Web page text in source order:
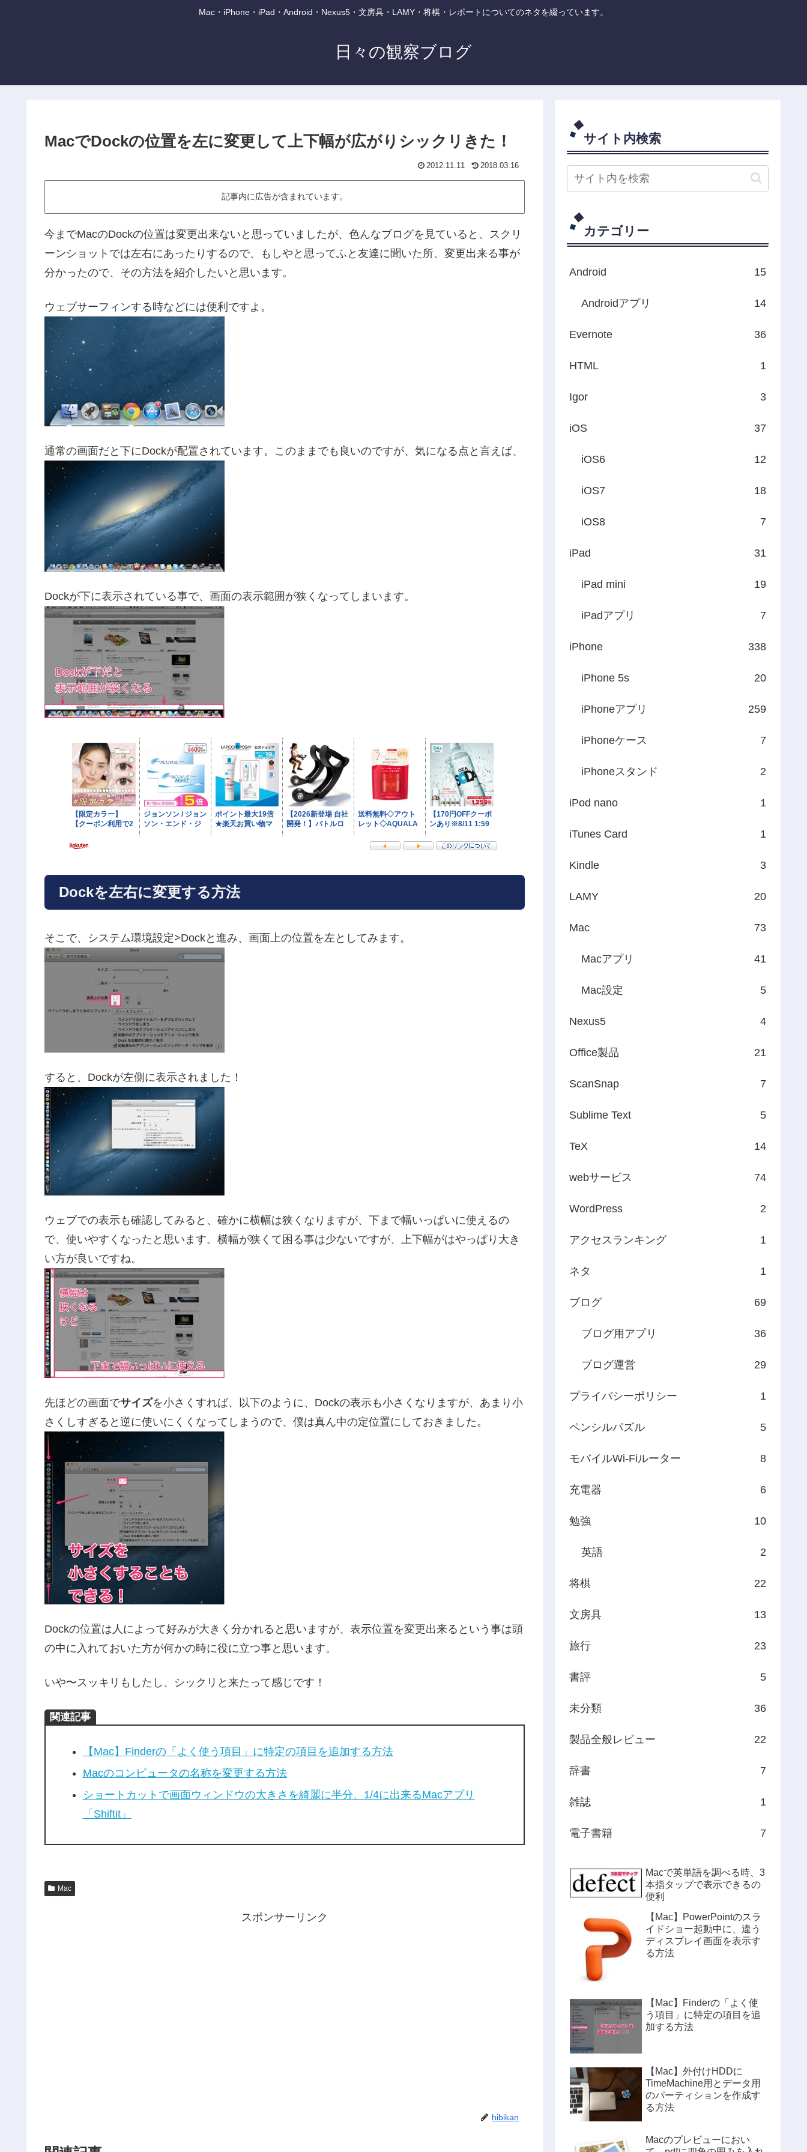
Mac・iPhone・iPad・Android・Nexus5・文房具・LAMY・将棋・レポートについてのネタを綴っています。
日々の観察ブログ
MacでDockの位置を左に変更して上下幅が広がりシックリきた！
2012.11.11 2018.03.16
記事内に広告が含まれています。
今までMacのDockの位置は変更出来ないと思っていましたが、色んなブログを見ていると、スクリ
ーンショットでは左右にあったりするので、もしやと思ってふと友達に聞いた所、変更出来る事が
分かったので、その方法を紹介したいと思います。
ウェブサーフィンする時などには便利ですよ。
通常の画面だと下にDockが配置されています。このままでも良いのですが、気になる点と言えば、
Dockが下に表示されている事で、画面の表示範囲が狭くなってしまいます。
Dockを左右に変更する方法
そこで、システム環境設定>Dockと進み、画面上の位置を左としてみます。
すると、Dockが左側に表示されました！
ウェブでの表示も確認してみると、確かに横幅は狭くなりますが、下まで幅いっぱいに使えるの
で、使いやすくなったと思います。横幅が狭くて困る事は少ないですが、上下幅がはやっぱり大き
い方が良いですね。
先ほどの画面でサイズを小さくすれば、以下のように、Dockの表示も小さくなりますが、あまり小
さくしすぎると逆に使いにくくなってしまうので、僕は真ん中の定位置にしておきました。
Dockの位置は人によって好みが大きく分かれると思いますが、表示位置を変更出来るという事は頭
の中に入れておいた方が何かの時に役に立つ事と思います。
いや〜スッキリもしたし、シックリと来たって感じです！
関連記事
【Mac】Finderの「よく使う項目」に特定の項目を追加する方法
Macのコンピュータの名称を変更する方法
ショートカットで画面ウィンドウの大きさを綺麗に半分、1/4に出来るMacアプリ
「Shiftit」
Mac
スポンサーリンク
hibikan
サイト内検索
カテゴリー
Android 15
Androidアプリ 14
Evernote 36
HTML 1
Igor 3
iOS 37
iOS6 12
iOS7 18
iOS8 7
iPad 31
iPad mini 19
iPadアプリ 7
iPhone 338
iPhone 5s 20
iPhoneアプリ 259
iPhoneケース 7
iPhoneスタンド 2
iPod nano 1
iTunes Card 1
Kindle 3
LAMY 20
Mac 73
Macアプリ 41
Mac設定 5
Nexus5 4
Office製品 21
ScanSnap 7
Sublime Text 5
TeX 14
webサービス 74
WordPress 2
アクセスランキング 1
ネタ 1
ブログ 69
ブログ用アプリ 36
ブログ運営 29
プライバシーポリシー 1
ペンシルパズル 5
モバイルWi-Fiルーター 8
充電器 6
勉強 10
英語 2
将棋 22
文房具 13
旅行 23
書評 5
未分類 36
製品全般レビュー 22
辞書 7
雑誌 1
電子書籍 7
Macで英単語を調べる時、3
本指タップで表示できるの
便利
【Mac】PowerPointのスラ
イドショー起動中に、違う
ディスプレイ画面を表示す
る方法
【Mac】Finderの「よく使
う項目」に特定の項目を追
加する方法
【Mac】外付けHDDに
TimeMachine用とデータ用
のパーティションを作成す
る方法
Macのプレビューにおい